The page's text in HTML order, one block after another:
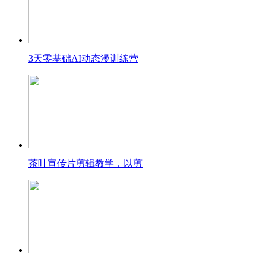
3天零基础AI动态漫训练营
茶叶宣传片剪辑教学，以剪